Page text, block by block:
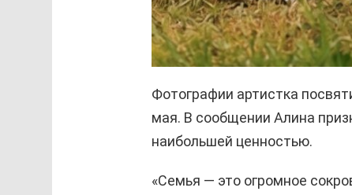
Фотографии артистка
мая. В сообщении Алина
наибольшей ценностью.
«Семья — это огромное